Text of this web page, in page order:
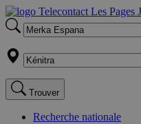
Trouver
Recherche nationale